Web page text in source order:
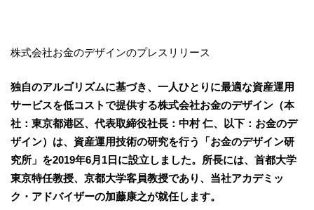
株式会社お金のデザインのプレスリリース
独自のアルゴリズムに基づき、一人ひとりに最適な資産運用
サービスを低コストで提供する株式会社お金のデザイン（本
社：東京都港区、代表取締役社長：中村 仁、以下：お金のデ
ザイン）は、資産運用技術の研究を行う「お金のデザイン研
究所」を2019年6月1日に設立しました。所長には、首都大学
東京特任教授、京都大学客員教授であり、当社アカデミッ
ク・アドバイザーの加藤康之が就任します。